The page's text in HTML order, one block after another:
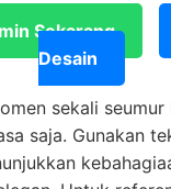
Sekarang
Desain
sekali seumur
saja. Gunakan